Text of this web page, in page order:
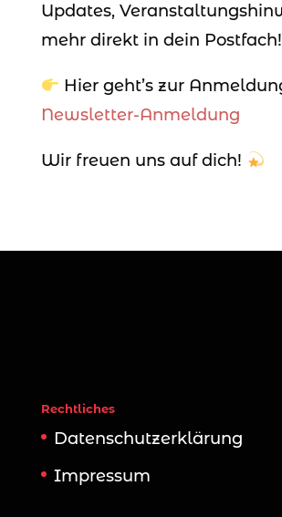
Updates,
mehr direkt in dein Postfach!
Hier geht’s zur
Newsletter-Anmeldung
Wir freuen uns auf dich!
Rechtliches
Datenschutzerklärung
Impressum